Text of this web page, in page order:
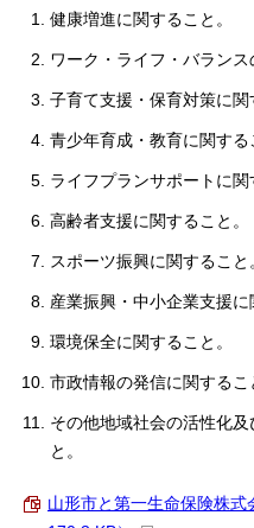
健康増進に関すること。
ワーク・ライフ・バランス
子育て支援・保育対策に関
青少年育成・教育に関する
ライフプランサポートに関
高齢者支援に関すること。
スポーツ振興に関すること
産業振興・中小企業支援に
環境保全に関すること。
市政情報の発信に関するこ
その他地域社会の活性化
と。
山形市と第一生命保険株